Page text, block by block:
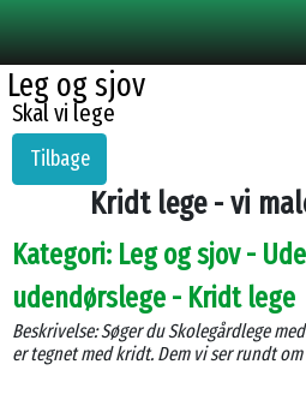
Leg og sjov
Skal vi lege
Tilbage
Kridt lege - vi
Kategori: Leg og sjov -
udendørslege - Kridt lege
Beskrivelse: Søger du Skolegårdlege
er tegnet med kridt. Dem vi ser rundt